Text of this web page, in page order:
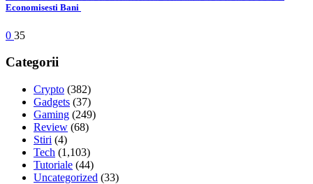
Economisesti Bani
0 35
Categorii
Crypto (382)
Gadgets (37)
Gaming (249)
Review (68)
Stiri (4)
Tech (1,103)
Tutoriale (44)
Uncategorized (33)